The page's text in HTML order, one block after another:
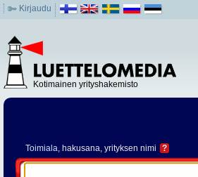
Kirjaudu
Kotimainen yrityshakemisto
Toimiala, hakusana, yrityksen nimi ?